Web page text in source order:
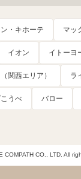
ン・キホーテ マッ
イオン イトーヨ
関西エリア） ラ
うべ バロー
COMPATH CO., LTD. All